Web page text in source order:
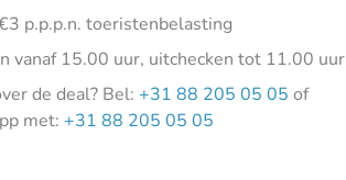
p.p.p.n. toeristenbelasting
vanaf 15.00 uur, uitchecken tot 11.00 uur
de deal? Bel:+31 88 205 05 05 of
met:+31 88 205 05 05